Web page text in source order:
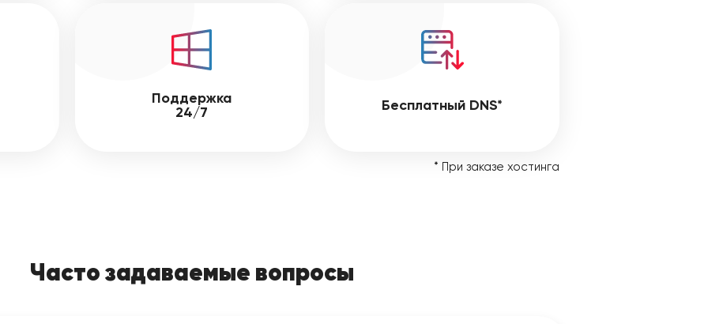
Поддержка
24/7
Бесплатный DNS*
* При заказе хостинга
Часто задаваемые вопросы